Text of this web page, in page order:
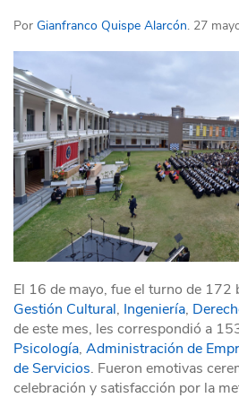
Por Gianfranco Quispe Alarcón. 27
El 16 de mayo, fue el turno de 172
Gestión Cultural, Ingeniería,
de este mes, les correspondió a
Psicología, Administración de
de Servicios. Fueron emotivas
celebración y satisfacción por la